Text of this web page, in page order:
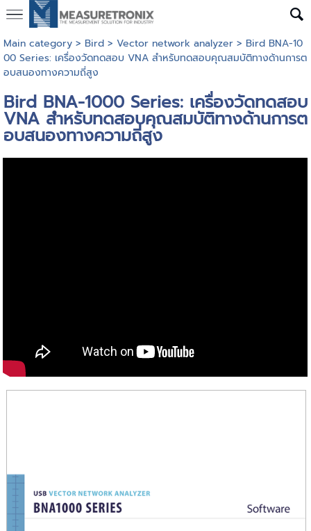
Main category> Bird> Vector network analyzer> Bird BNA-10
00 Series: เครื่องวัดทดสอบ VNA สำหรับทดสอบคุณสมบัติทางด้านการต
อบสนองทางความถี่สูง
Bird BNA-1000 Series: เครื่องวัดทดสอบ
VNA สำหรับทดสอบคุณสมบัติทางด้านการต
อบสนองทางความถี่สูง